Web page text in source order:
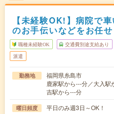
【未経験OK!】病院で
のお手伝いなどをお任せ
職種未経験OK 交通費別途支給あり
派遣
勤務地
福岡県糸島市
鹿家駅から---分／大入
吉駅から---分
曜日頻度 平日のみ週3日～OK！